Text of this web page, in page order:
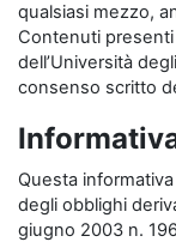
qualsiasi mezzo,
Contenuti
dell’Università
consenso scritto
Questa
degli obblighi
giugno 2003 n.